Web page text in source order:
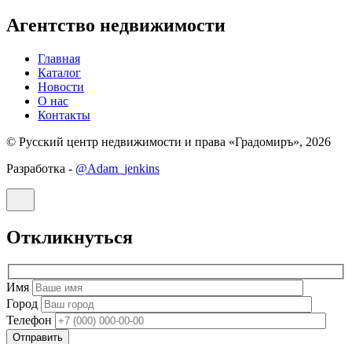
Агентство недвижимости
Главная
Каталог
Новости
О нас
Контакты
© Русский центр недвижимости и права «Градомиръ», 2026
Разработка - @Adam_jenkins
Откликнуться
Имя
Город
Телефон
Отправить